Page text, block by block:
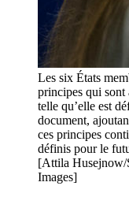
Les six États
principes qui
telle qu’elle est
document,
ces principes
définis pour le
[Attila Husejnow/
Images]